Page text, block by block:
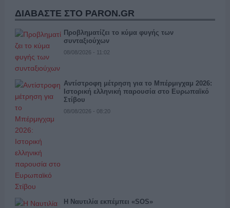
ΔΙΑΒΑΣΤΕ ΣΤΟ PARON.GR
Προβληματίζει το κύμα φυγής των
συνταξιούχων
08/08/2026 - 11:02
Αντίστροφη μέτρηση για το Μπέρμιγχαμ 2026:
Ιστορική ελληνική παρουσία στο Ευρωπαϊκό
Στίβου
08/08/2026 - 08:20
Η Ναυτιλία εκπέμπει «SOS»